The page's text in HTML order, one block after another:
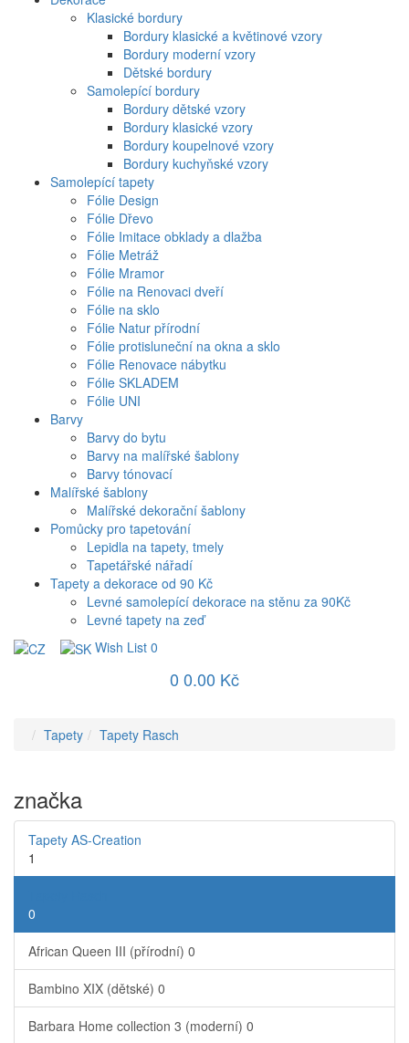
Klasické bordury
Bordury klasické a květinové vzory
Bordury moderní vzory
Dětské bordury
Samolepící bordury
Bordury dětské vzory
Bordury klasické vzory
Bordury koupelnové vzory
Bordury kuchyňské vzory
Samolepící tapety
Fólie Design
Fólie Dřevo
Fólie Imitace obklady a dlažba
Fólie Metráž
Fólie Mramor
Fólie na Renovaci dveří
Fólie na sklo
Fólie Natur přírodní
Fólie protisluneční na okna a sklo
Fólie Renovace nábytku
Fólie SKLADEM
Fólie UNI
Barvy
Barvy do bytu
Barvy na malířské šablony
Barvy tónovací
Malířské šablony
Malířské dekorační šablony
Pomůcky pro tapetování
Lepidla na tapety, tmely
Tapetářské nářadí
Tapety a dekorace od 90 Kč
Levné samolepící dekorace na stěnu za 90Kč
Levné tapety na zeď
Wish List 0
0 0.00 Kč
Tapety Tapety Rasch
značka
Tapety AS-Creation
1
0
African Queen III (přírodní) 0
Bambino XIX (dětské) 0
Barbara Home collection 3 (moderní) 0